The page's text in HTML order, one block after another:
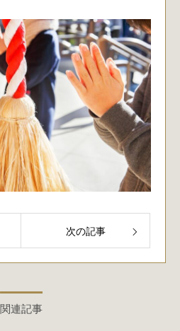
次の記事
関連記事